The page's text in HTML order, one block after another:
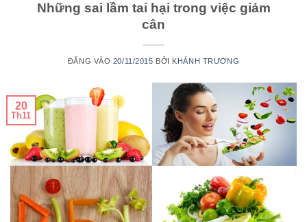
Những sai lầm tai hại trong việc giảm
cân
ĐĂNG VÀO 20/11/2015 BỞI KHÁNH TRƯƠNG
20
Th11